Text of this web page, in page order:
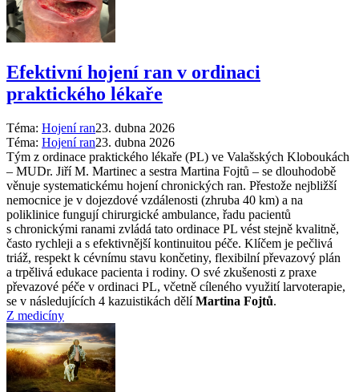
Efektivní hojení ran v ordinaci
praktického lékaře
Téma: Hojení ran23. dubna 2026
Téma: Hojení ran23. dubna 2026
Tým z ordinace praktického lékaře (PL) ve Valašských Kloboukách
–⁠ MUDr. Jiří M. Martinec a sestra Martina Fojtů –⁠ se dlouhodobě
věnuje systematickému hojení chronických ran. Přestože nejbližší
nemocnice je v dojezdové vzdálenosti (zhruba 40 km) a na
poliklinice fungují chirurgické ambulance, řadu pacientů
s chronickými ranami zvládá tato ordinace PL vést stejně kvalitně,
často rychleji a s efektivnější kontinuitou péče. Klíčem je pečlivá
triáž, respekt k cévnímu stavu končetiny, flexibilní převazový plán
a trpělivá edukace pacienta i rodiny. O své zkušenosti z praxe
převazové péče v ordinaci PL, včetně cíleného využití larvoterapie,
se v následujících 4 kazuistikách dělíMartina Fojtů.
Z medicíny